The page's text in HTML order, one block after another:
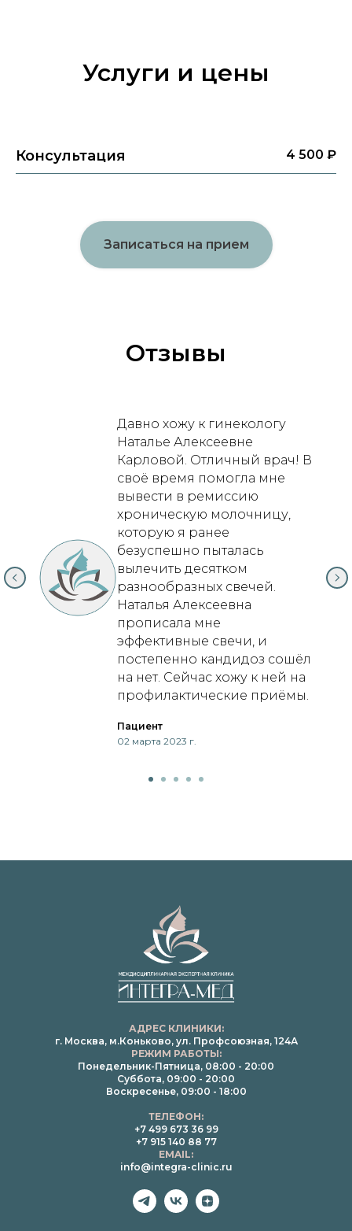
Услуги и цены
Консультация 4 500 ₽
Записаться на прием
Отзывы
Давно хожу к гинекологу
Наталье Алексеевне
Карловой. Отличный врач! В
своё время помогла мне
вывести в ремиссию
хроническую молочницу,
которую я ранее
безуспешно пыталась
вылечить десятком
разнообразных свечей.
Наталья Алексеевна
прописала мне
эффективные свечи, и
постепенно кандидоз сошёл
на нет. Сейчас хожу к ней на
профилактические приёмы.
Пациент
02 марта 2023 г.
АДРЕС КЛИНИКИ:
г. Москва, м.Коньково, ул. Профсоюзная, 124А
РЕЖИМ РАБОТЫ:
Понедельник-Пятница, 08:00 - 20:00
Суббота, 09:00 - 20:00
Воскресенье, 09:00 - 18:00
ТЕЛЕФОН:
+7 499 673 36 99
+7 915 140 88 77
EMAIL:
info@integra-clinic.ru